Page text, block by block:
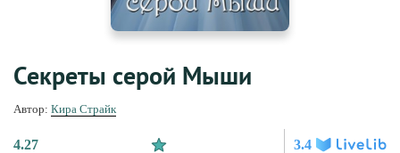
Секреты серой Мыши
Автор: Кира Страйк
4.27 3.4